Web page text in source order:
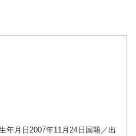
年月日2007年11月24日国籍／出